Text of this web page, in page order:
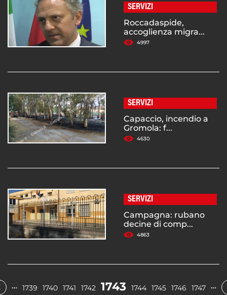
SERVIZI
Roccadaspide,
accoglienza migra...
4997
SERVIZI
Capaccio, incendio a
Gromola: f...
4630
SERVIZI
Campagna: rubano
decine di comp...
4863
… 1739 1740 1741 1742 1743 1744 1745 1746 1747 …